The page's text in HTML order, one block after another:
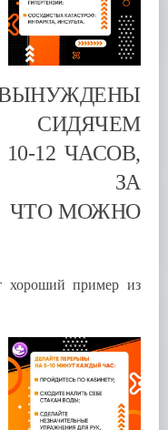
СИДЯЧЕМ
12 ЧАСОВ,
ЗА
ЧТО МОЖНО
хороший пример из